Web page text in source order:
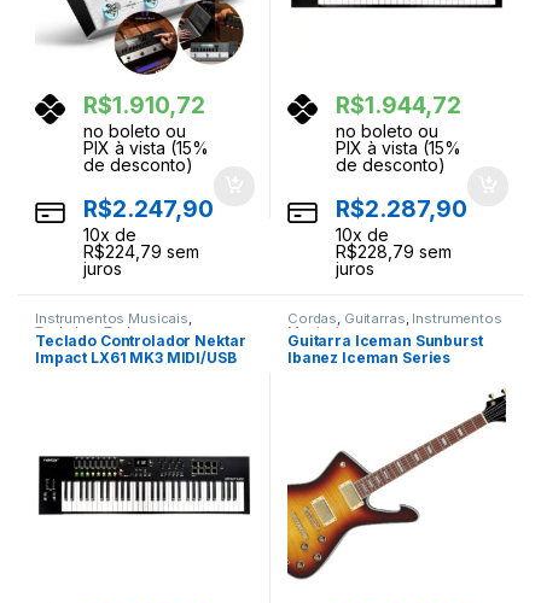
R$1.910,72
no boleto ou
PIX à vista (15%
de desconto)
R$2.247,90
10x de
R$224,79 sem
juros
R$1.944,72
no boleto ou
PIX à vista (15%
de desconto)
R$2.287,90
10x de
R$228,79 sem
juros
Instrumentos Musicais,
Teclados ,Teclas
Teclado Controlador Nektar
Impact LX61 MK3 MIDI/USB
Cordas, Guitarras, Instrumentos
Musicais
Guitarra Iceman Sunburst
Ibanez Iceman Series